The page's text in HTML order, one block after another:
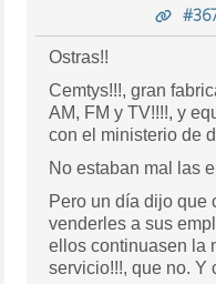
Ostras!!
Cemtys!!!, gran
AM, FM y TV!!!!, y
con el ministerio de
No estaban mal las
Pero un día dijo que
venderles a sus
ellos continuasen la
servicio!!!, que no. Y